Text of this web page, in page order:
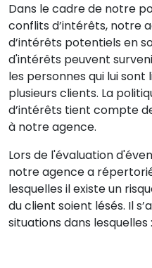
Dans le cadre de notre
conflits d’intérêts, notre
d’intérêts potentiels en
d'intérêts peuvent
les personnes qui lui
plusieurs clients. La
d’intérêts tient compte
à notre agence.
Lors de l'évaluation
notre agence a
lesquelles il existe un
du client soient lésés. Il
situations dans lesquelles :